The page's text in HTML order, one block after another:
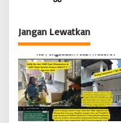
keterangan
Jangan Lewatkan